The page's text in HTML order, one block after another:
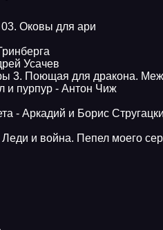
Оковы для ари
Усачев
3. Поющая для дракона.
и пурпур - Антон Чиж
- Аркадий и Борис
и война. Пепел моего